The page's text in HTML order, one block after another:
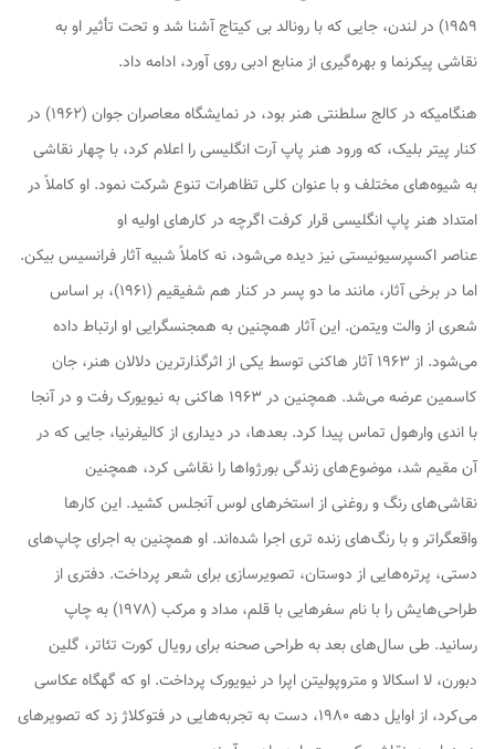
۱۹۵۹) در لندن، جایی که با رونالد بی کیتاج آشنا شد و تحت تأثیر او به
نقاشی پیکرنما و بهره‌گیری از منابع ادبی روی آورد، ادامه داد.
هنگامیکه در کالج سلطنتی هنر بود، در نمایشگاه معاصران جوان (۱۹۶۲) در
کنار پیتر بلیک، که ورود هنر پاپ آرت انگلیسی را اعلام کرد، با چهار نقاشی
به شیوه‌های مختلف و با عنوان کلی تظاهرات تنوع شرکت نمود. او کاملاً در
امتداد هنر پاپ انگلیسی قرار کرفت اگرچه در کارهای اولیه او
عناصر اکسپرسیونیستی نیز دیده می‌شود، نه کاملاً شبیه آثار فرانسیس بیکن.
اما در برخی آثار، مانندما دو پسر در کنار هم شفیقیم
(۱۹۶۱)، بر اساس
شعری از والت ویتمن. این آثار همچنین به همجنسگرایی او ارتباط داده
می‌شود. از ۱۹۶۳ آثار هاکنی توسط یکی از اثرگذارترین دلالان هنر، جان
کاسمین عرضه می‌شد. همچنین در ۱۹۶۳ هاکنی به نیویورک رفت و در آنجا
با اندی وارهول تماس پیدا کرد. بعدها، در دیداری از کالیفرنیا، جایی که در
آن مقیم شد، موضوع‌های زندگی بورژواها را نقاشی کرد، همچنین
نقاشی‌های رنگ و روغنی از استخرهای لوس آنجلس کشید. این کارها
واقعگراتر و با رنگ‌های زنده تری اجرا شده‌اند. او همچنین به اجرای چاپ‌های
دستی، پرتره‌هایی از دوستان، تصویرسازی برای شعر پرداخت. دفتری از
طراحی‌هایش را با نام سفرهایی با قلم، مداد و مرکب
(۱۹۷۸) به چاپ
رسانید. طی سال‌های بعد به طراحی صحنه برای رویال کورت تئاتر، گلین
دبورن، لا اسکالا و متروپولیتن اپرا در نیویورک پرداخت. او که گهگاه عکاسی
می‌کرد، از اوایل دهه ۱۹۸۰، دست به تجربه‌هایی در فتوکلاژ زد که تصویرهای